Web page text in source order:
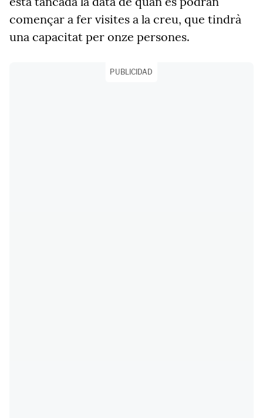
començar a fer visites a la creu, que tindrà
una capacitat per onze persones.
PUBLICIDAD